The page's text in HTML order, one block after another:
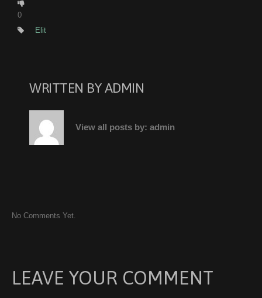
0
Elit
WRITTEN BYADMIN
View all posts by: admin
No Comments Yet.
LEAVE YOUR COMMENT